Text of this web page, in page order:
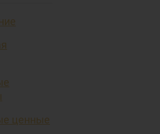
ценные